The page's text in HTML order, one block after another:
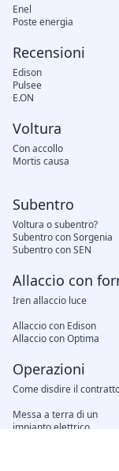
Enel
Poste energia
Recensioni
Edison
Pulsee
E.ON
Voltura
Con accollo
Mortis causa
Subentro
Voltura o subentro?
Subentro con Sorgenia
Subentro con SEN
Allaccio con
Iren allaccio luce
Allaccio con Edison
Allaccio con Optima
Operazioni
Come disdire il
Messa a terra di un
impianto elettrico